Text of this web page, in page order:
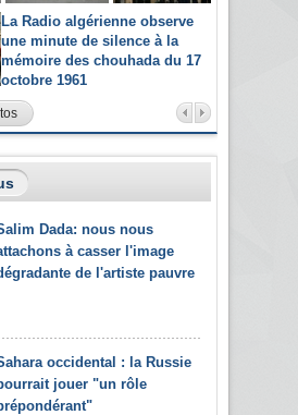
La Radio algérienne observe
une minute de silence à la
mémoire des chouhada du 17
octobre 1961
Dada: nous nous
à casser l'image
de l'artiste pauvre
occidental : la Russie
jouer "un rôle